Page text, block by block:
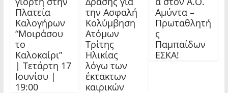
Πλατεία
Καλογήρων
“Μοιράσου
το
Καλοκαίρι”
| Τετάρτη 17
Ιουνίου |
19:00
την Ασφαλή
Κολύμβηση
Ατόμων
Τρίτης
Ηλικίας
λόγω των
έκτακτων
καιρικών
Αμύντα –
Πρωταθλητή
ς
Παμπαίδων
ΕΣΚΑ!